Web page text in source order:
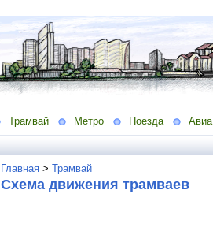
Трамвай Метро Поезда Авиа
Главная > Трамвай
Схема движения трамваев